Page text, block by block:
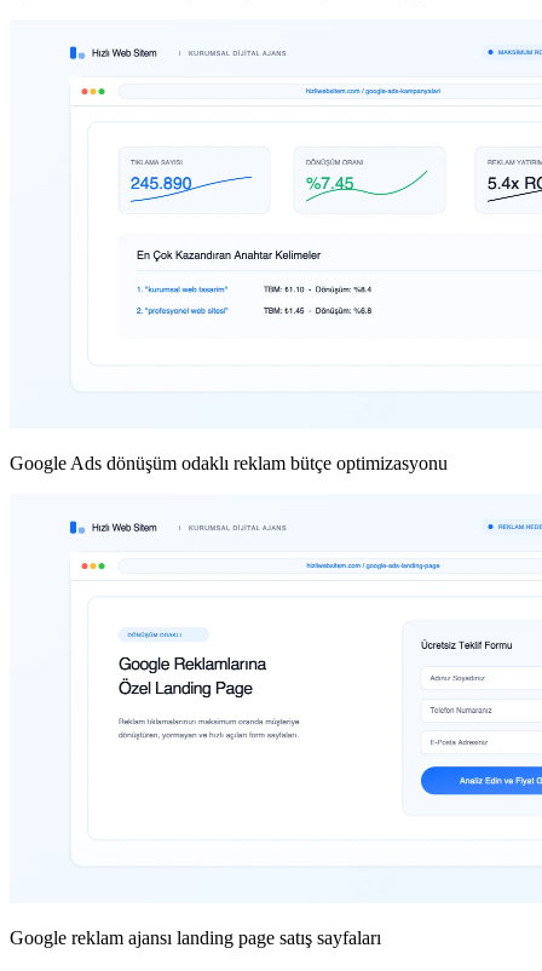
Google Ads dönüşüm odaklı reklam bütçe optimizasyonu
Google reklam ajansı landing page satış sayfaları